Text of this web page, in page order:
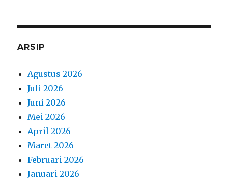
ARSIP
Agustus 2026
Juli 2026
Juni 2026
Mei 2026
April 2026
Maret 2026
Februari 2026
Januari 2026